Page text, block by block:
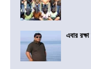
এবার